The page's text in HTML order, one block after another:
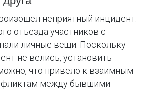
неприятный инцидент:
отъезда участников с
личные вещи. Поскольку
не велись, установить
что привело к взаимным
между бывшими